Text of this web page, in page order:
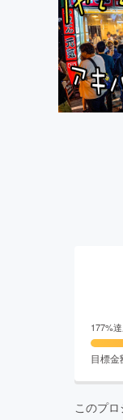
177%
目標金
このプロ